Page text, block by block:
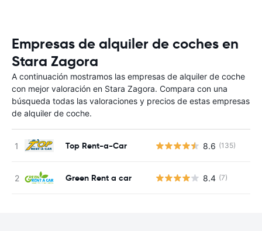
Empresas de alquiler de coches en
Stara Zagora
A continuación mostramos las empresas de alquiler de coche
con mejor valoración en Stara Zagora. Compara con una
búsqueda todas las valoraciones y precios de estas empresas
de alquiler de coche.
Top Rent-a-Car 8.6 (135)
Green Rent a car 8.4 (7)